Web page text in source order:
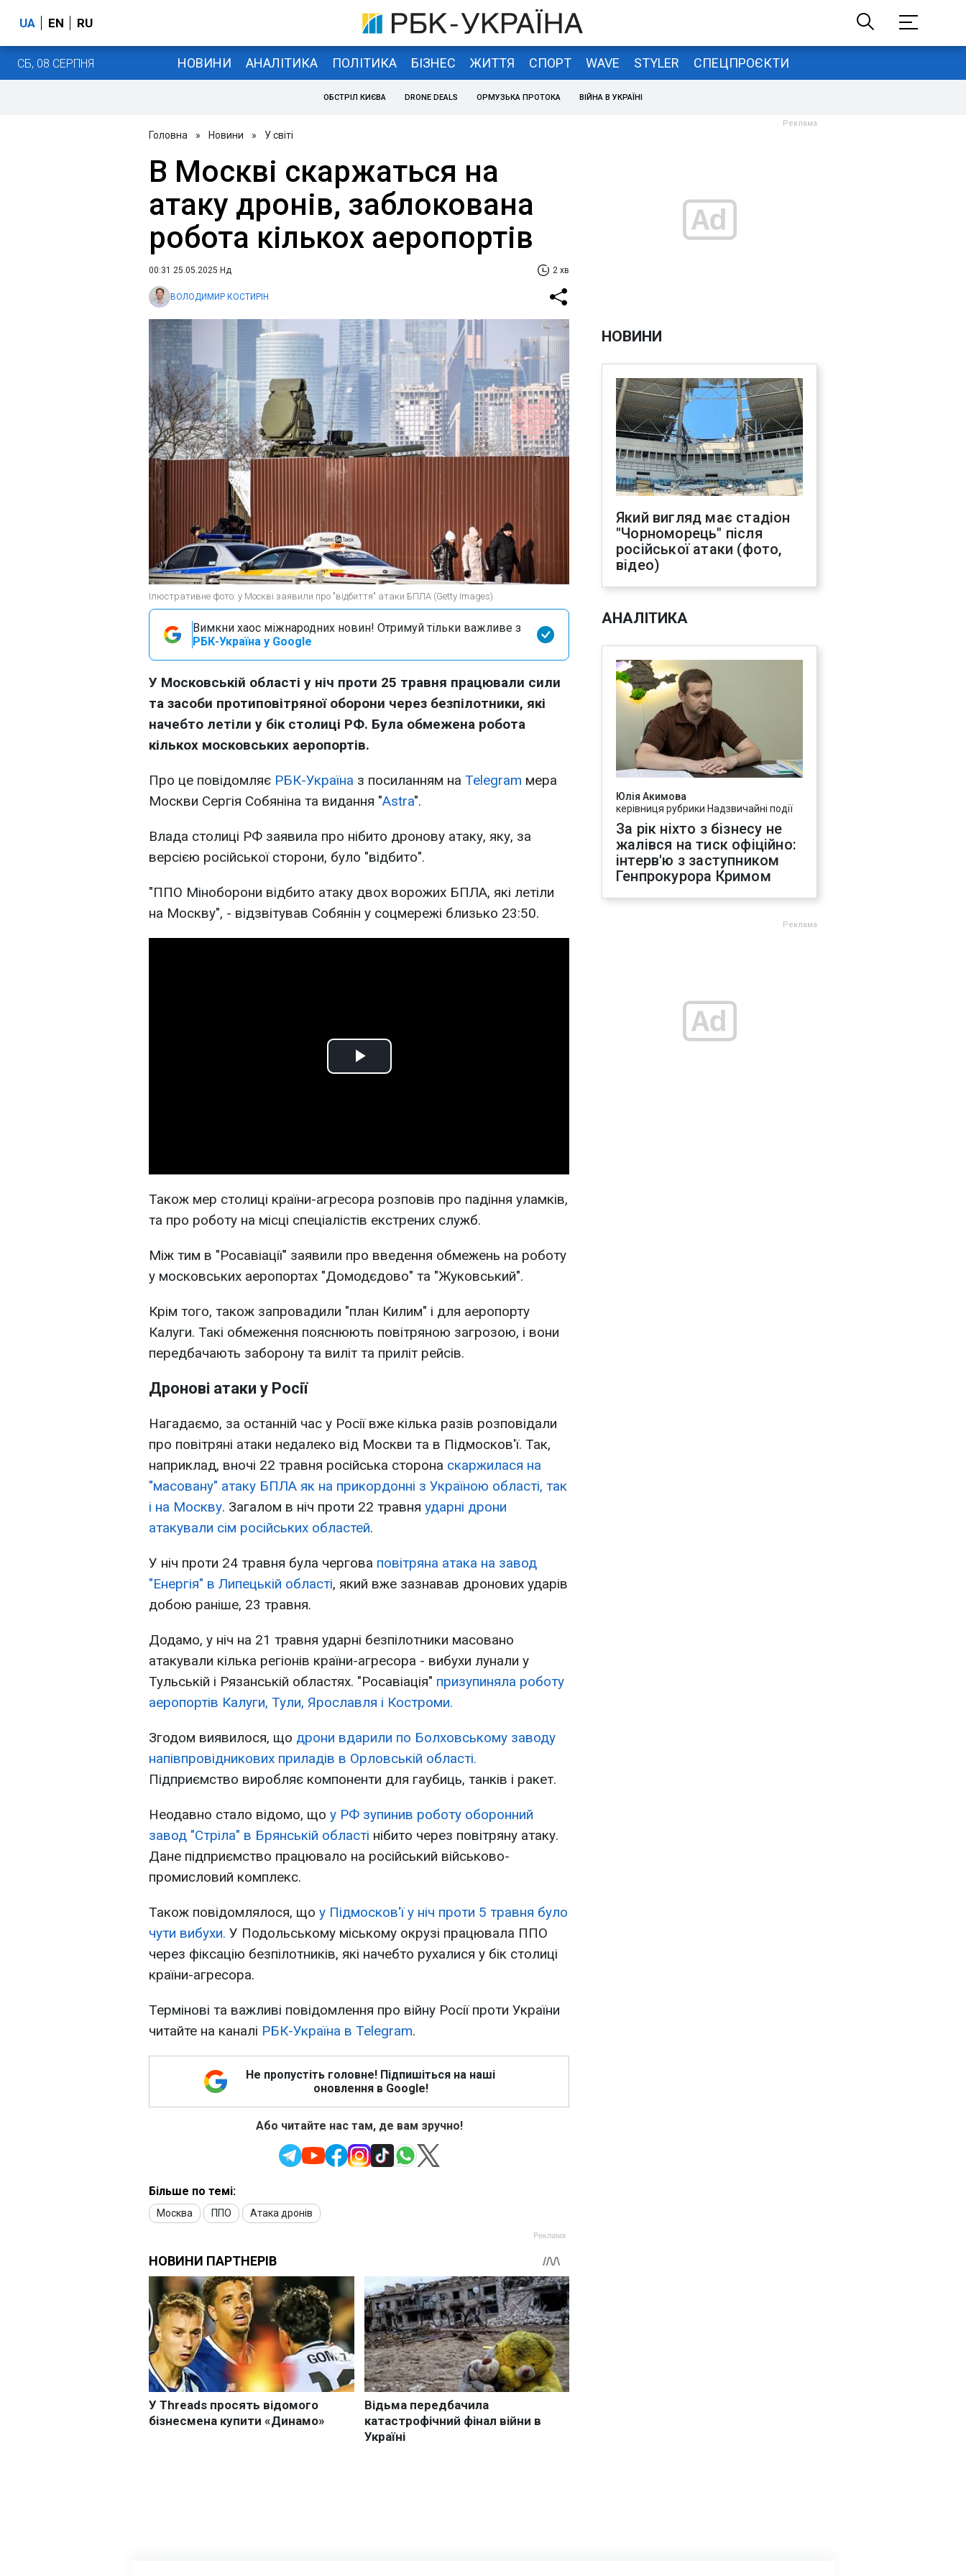
UA EN RU
СБ, 08 СЕРПНЯ НОВИНИ АНАЛІТИКА ПОЛІТИКА БІЗНЕС ЖИТТЯ СПОРТ WAVE STYLER СПЕЦПРОЄКТИ
ОБСТРІЛ КИЄВА DRONE DEALS ОРМУЗЬКА ПРОТОКА ВІЙНА В УКРАЇНІ
Головна » Новини » У світі
В Москві скаржаться на
атаку дронів, заблокована
робота кількох аеропортів
00:31 25.05.2025 Нд 2 хв
ВОЛОДИМИР КОСТИРІН
Ілюстративне фото: у Москві заявили про "відбиття" атаки БПЛА (Getty Images)
Вимкни хаос міжнародних новин! Отримуй тільки важливе з
РБК-Україна у Google
У Московській області у ніч проти 25 травня працювали сили
та засоби протиповітряної оборони через безпілотники, які
начебто летіли у бік столиці РФ. Була обмежена робота
кількох московських аеропортів.
Про це повідомляє РБК-Україна з посиланням на Telegram мера
Москви Сергія Собяніна та видання "Astra".
Влада столиці РФ заявила про нібито дронову атаку, яку, за
версією російської сторони, було "відбито".
"ППО Міноборони відбито атаку двох ворожих БПЛА, які летіли
на Москву", - відзвітував Собянін у соцмережі близько 23:50.
Play
Також мер столиці країни-агресора розповів про падіння уламків,
та про роботу на місці спеціалістів екстрених служб.
Між тим в "Росавіації" заявили про введення обмежень на роботу
у московських аеропортах "Домодєдово" та "Жуковський".
Крім того, також запровадили "план Килим" і для аеропорту
Калуги. Такі обмеження пояснюють повітряною загрозою, і вони
передбачають заборону та виліт та приліт рейсів.
Дронові атаки у Росії
Нагадаємо, за останній час у Росії вже кілька разів розповідали
про повітряні атаки недалеко від Москви та в Підмосков'ї. Так,
наприклад, вночі 22 травня російська сторона скаржилася на
"масовану" атаку БПЛА як на прикордонні з Україною області, так
і на Москву. Загалом в ніч проти 22 травня ударні дрони
атакували сім російських областей.
У ніч проти 24 травня була чергова повітряна атака на завод
"Енергія" в Липецькій області, який вже зазнавав дронових ударів
добою раніше, 23 травня.
Додамо, у ніч на 21 травня ударні безпілотники масовано
атакували кілька регіонів країни-агресора - вибухи лунали у
Тульській і Рязанській областях. "Росавіація" призупиняла роботу
аеропортів Калуги, Тули, Ярославля і Костроми.
Згодом виявилося, що дрони вдарили по Болховському заводу
напівпровідникових приладів в Орловській області.
Підприємство виробляє компоненти для гаубиць, танків і ракет.
Неодавно стало відомо, що у РФ зупинив роботу оборонний
завод "Стріла" в Брянській області нібито через повітряну атаку.
Дане підприємство працювало на російський військово-
промисловий комплекс.
Також повідомлялося, що у Підмосков'ї у ніч проти 5 травня було
чути вибухи. У Подольському міському окрузі працювала ППО
через фіксацію безпілотників, які начебто рухалися у бік столиці
країни-агресора.
Термінові та важливі повідомлення про війну Росії проти України
читайте на каналі РБК-Україна в Telegram.
Не пропустіть головне! Підпишіться на наші
оновлення в Google!
Або читайте нас там, де вам зручно!
Більше по темі:
Москва ППО Атака дронів
НОВИНИ
Який вигляд має стадіон
"Чорноморець" після
російської атаки (фото,
відео)
АНАЛІТИКА
Юлія Акимова
керівниця рубрики Надзвичайні події
За рік ніхто з бізнесу не
жалівся на тиск офіційно:
інтерв'ю з заступником
Генпрокурора Кримом